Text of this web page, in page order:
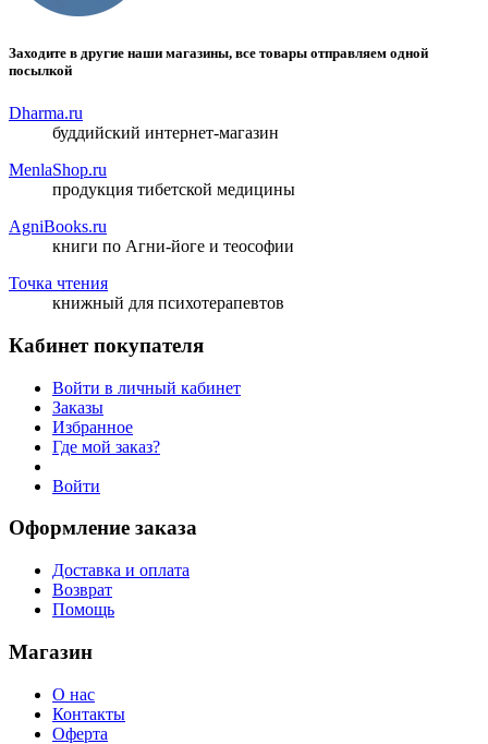
Заходите в другие наши магазины, все товары отправляем одной
посылкой
Dharma.ru
буддийский интернет-магазин
MenlaShop.ru
продукция тибетской медицины
AgniBooks.ru
книги по Агни-йоге и теософии
Точка чтения
книжный для психотерапевтов
Кабинет покупателя
Войти в личный кабинет
Заказы
Избранное
Где мой заказ?
Войти
Оформление заказа
Доставка и оплата
Возврат
Помощь
Магазин
О нас
Контакты
Оферта